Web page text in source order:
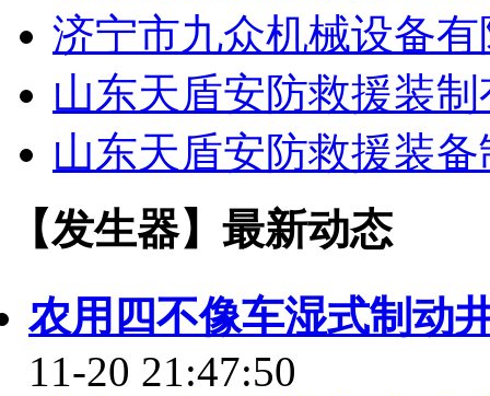
济宁市九众机械设备
山东天盾安防救援装
山东天盾安防救援装
【发生器】最新动态
农用四不像车湿式制动
11-20 21:47:50